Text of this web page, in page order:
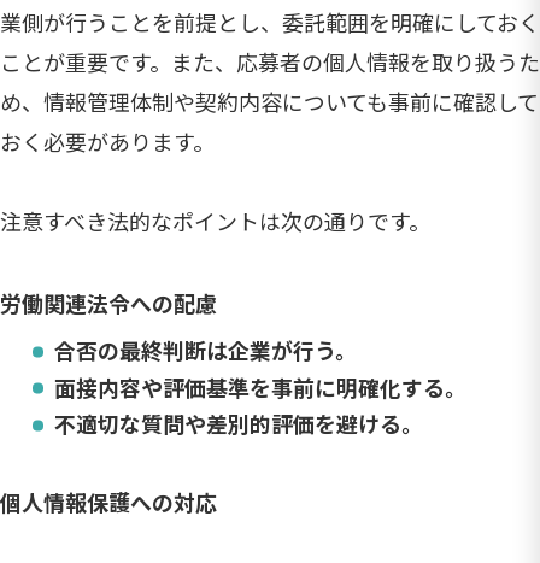
業側が行うことを前提とし、委託範囲を明確にしておく
ことが重要です。また、応募者の個人情報を取り扱うた
め、情報管理体制や契約内容についても事前に確認して
おく必要があります。
注意すべき法的なポイントは次の通りです。
労働関連法令への配慮
合否の最終判断は企業が行う。
面接内容や評価基準を事前に明確化する。
不適切な質問や差別的評価を避ける。
個人情報保護への対応